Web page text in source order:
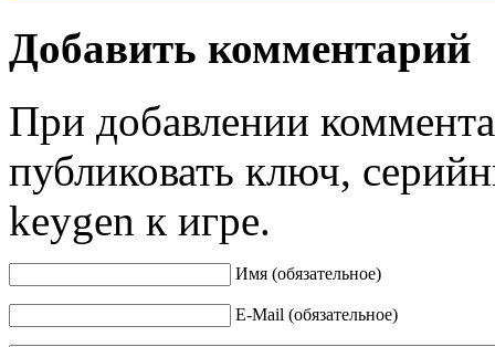
Добавить комментарий
При добавлении
публиковать ключ,
keygen к игре.
Имя (обязательное)
E-Mail (обязательное)